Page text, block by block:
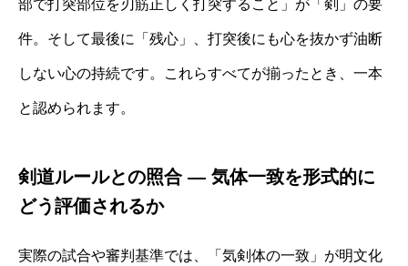
部で打突部位を刃筋正しく打突すること」が「剣」の要
件。そして最後に「残心」、打突後にも心を抜かず油断
しない心の持続です。これらすべてが揃ったとき、一本
と認められます。
剣道ルールとの照合 ― 気体一致を形式的に
どう評価されるか
実際の試合や審判基準では、「気剣体の一致」が明文化